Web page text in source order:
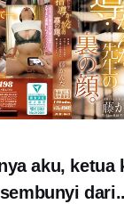
aku, ketua